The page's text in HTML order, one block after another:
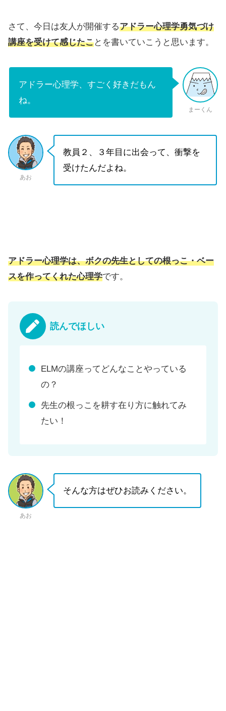
さて、今日は友人が開催するアドラー心理学勇気づけ
講座を受けて感じたことを書いていこうと思います。
アドラー心理学、すごく好きだもん
ね。
まーくん
あお
教員２、３年目に出会って、衝撃を
受けたんだよね。
アドラー心理学は、ボクの先生としての根っこ・ベー
スを作ってくれた心理学です。
読んでほしい
ELMの講座ってどんなことやっている
の？
先生の根っこを耕す在り方に触れてみ
たい！
あお
そんな方はぜひお読みください。